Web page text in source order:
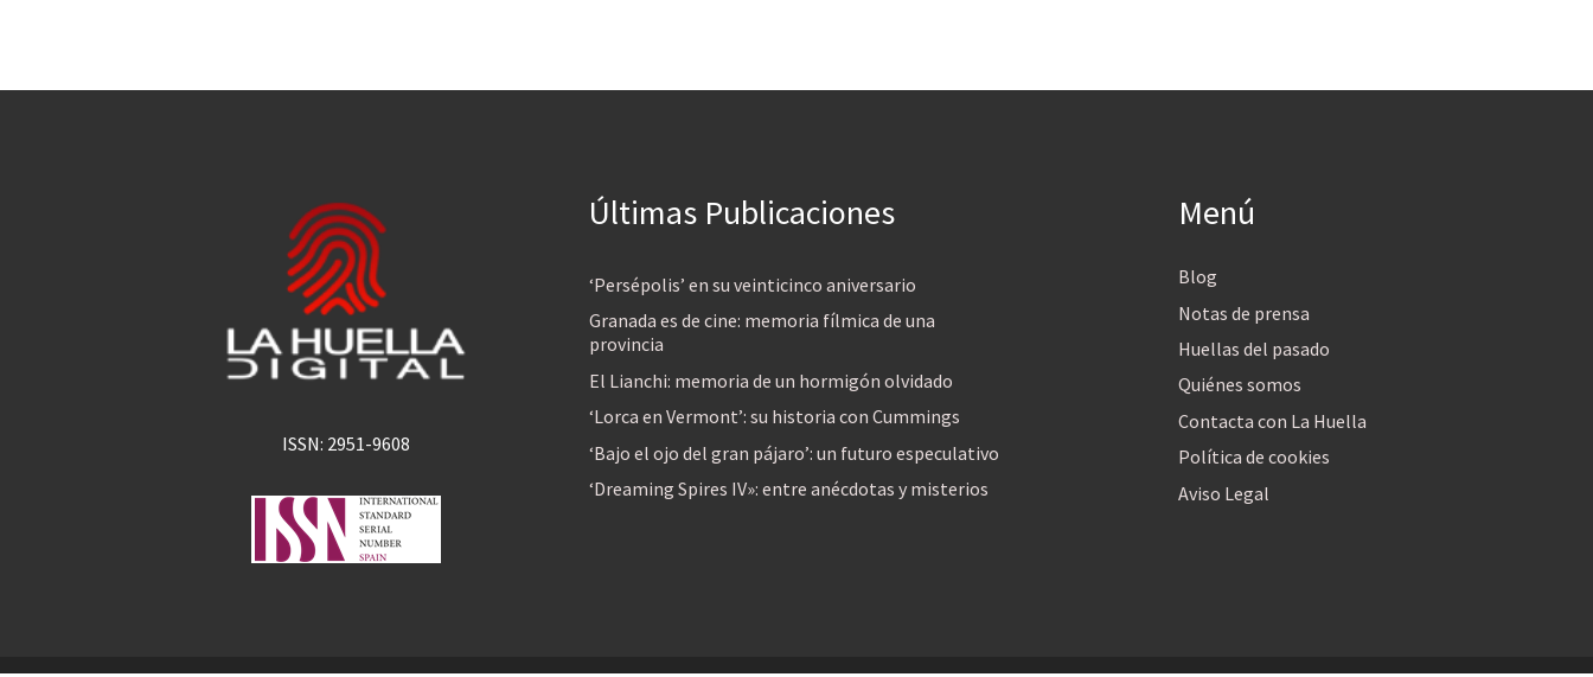
ISSN: 2951-9608
Últimas Publicaciones
‘Persépolis’ en su veinticinco aniversario
Granada es de cine: memoria fílmica de una
provincia
El Lianchi: memoria de un hormigón olvidado
‘Lorca en Vermont’: su historia con Cummings
‘Bajo el ojo del gran pájaro’: un futuro especulativo
‘Dreaming Spires IV»: entre anécdotas y misterios
Menú
Blog
Notas de prensa
Huellas del pasado
Quiénes somos
Contacta con La Huella
Política de cookies
Aviso Legal